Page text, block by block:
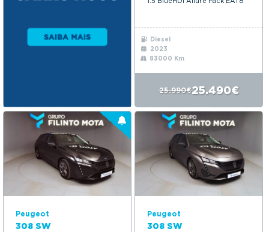
Diesel
2023
83000 Km
25.990€25.490€
Peugeot
308 SW
Peugeot
308 SW